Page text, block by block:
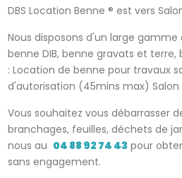
DBS Location Benne ® est vers
Nous disposons d'un large
benne DIB, benne gravats et
: Location de benne pour travaux
d'autorisation (45mins max) Salon
Vous souhaitez vous débarrasser
branchages, feuilles, déchets de
nous au 04 88 92 74 43 pour
sans engagement.